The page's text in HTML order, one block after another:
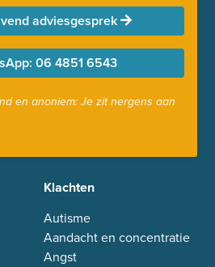
adviesgesprek
06 4851 6543
en anoniem: Je zit nergens aan
Klachten
Autisme
Aandacht en concentratie
Angst